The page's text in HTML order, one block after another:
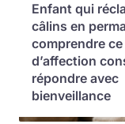
Enfant qui
câlins en
comprendre
d’affection
répondre avec
bienveillance